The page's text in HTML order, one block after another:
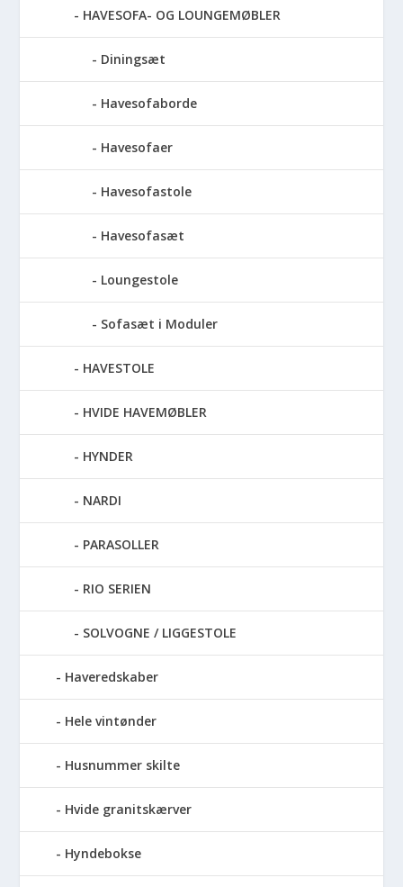
HAVESOFA- OG LOUNGEMØBLER
Diningsæt
Havesofaborde
Havesofaer
Havesofastole
Havesofasæt
Loungestole
Sofasæt i Moduler
HAVESTOLE
HVIDE HAVEMØBLER
HYNDER
NARDI
PARASOLLER
RIO SERIEN
SOLVOGNE / LIGGESTOLE
Haveredskaber
Hele vintønder
Husnummer skilte
Hvide granitskærver
Hyndebokse